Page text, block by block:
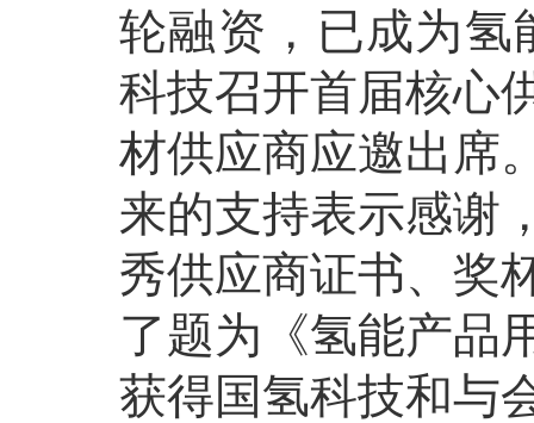
轮融资，已成为氢
科技召开首届核心
材供应商应邀出席
来的支持表示感谢
秀供应商证书、奖
了题为《氢能产品
获得国氢科技和与